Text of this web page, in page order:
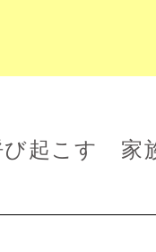
び起こす 家